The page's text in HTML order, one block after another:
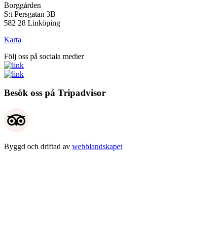
Borggården
S:t Persgatan 3B
582 28 Linköping
Karta
Följ oss på sociala medier
Besök oss på Tripadvisor
Byggd och driftad av webblandskapet